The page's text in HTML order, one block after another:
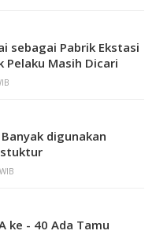
sebagai Pabrik Ekstasi
Pelaku Masih Dicari
digunakan
ke - 40 Ada Tamu